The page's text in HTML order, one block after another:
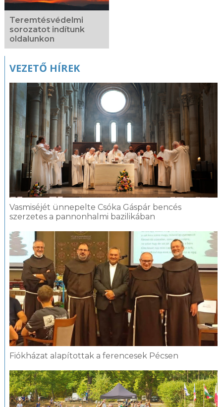
Teremtésvédelmi
sorozatot indítunk
oldalunkon
VEZETŐ HÍREK
Vasmiséjét ünnepelte Csóka Gáspár bencés
szerzetes a pannonhalmi bazilikában
Fiókházat alapítottak a ferencesek Pécsen